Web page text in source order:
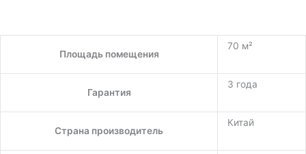
Площадь помещения
70 м²
Гарантия
3 года
Страна производитель
Китай